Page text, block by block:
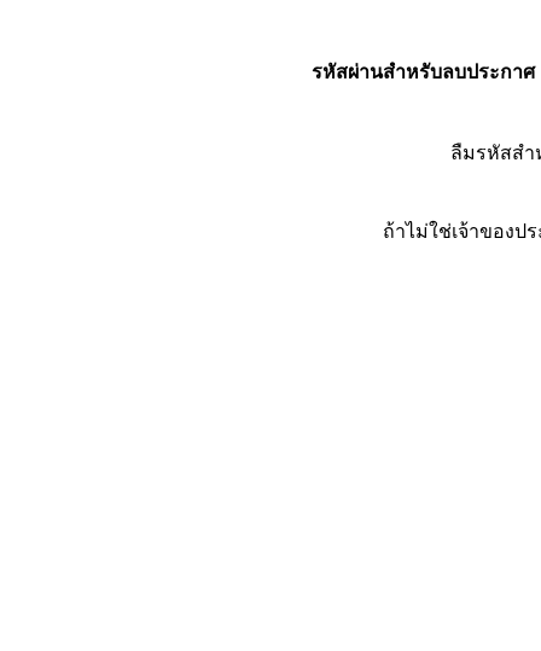
รหัสผ่านสำหรับลบประกาศ
ลืมรหัสส
ถ้าไม่ใช่เจ้าของป